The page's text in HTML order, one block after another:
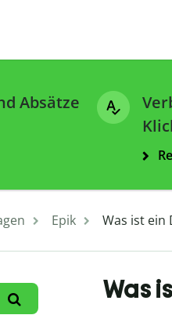
Absätze
Epik Was ist ein
Was